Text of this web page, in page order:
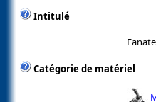
Intitulé
Catégorie de matériel